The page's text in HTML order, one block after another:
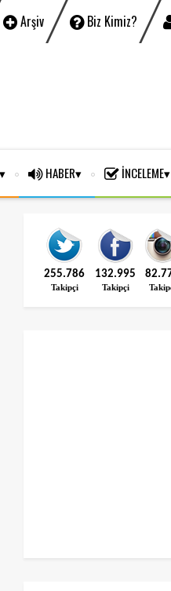
Arşiv Biz Kimiz?
HABER İNCELEME
255.786
Takipçi
132.995
Takipçi